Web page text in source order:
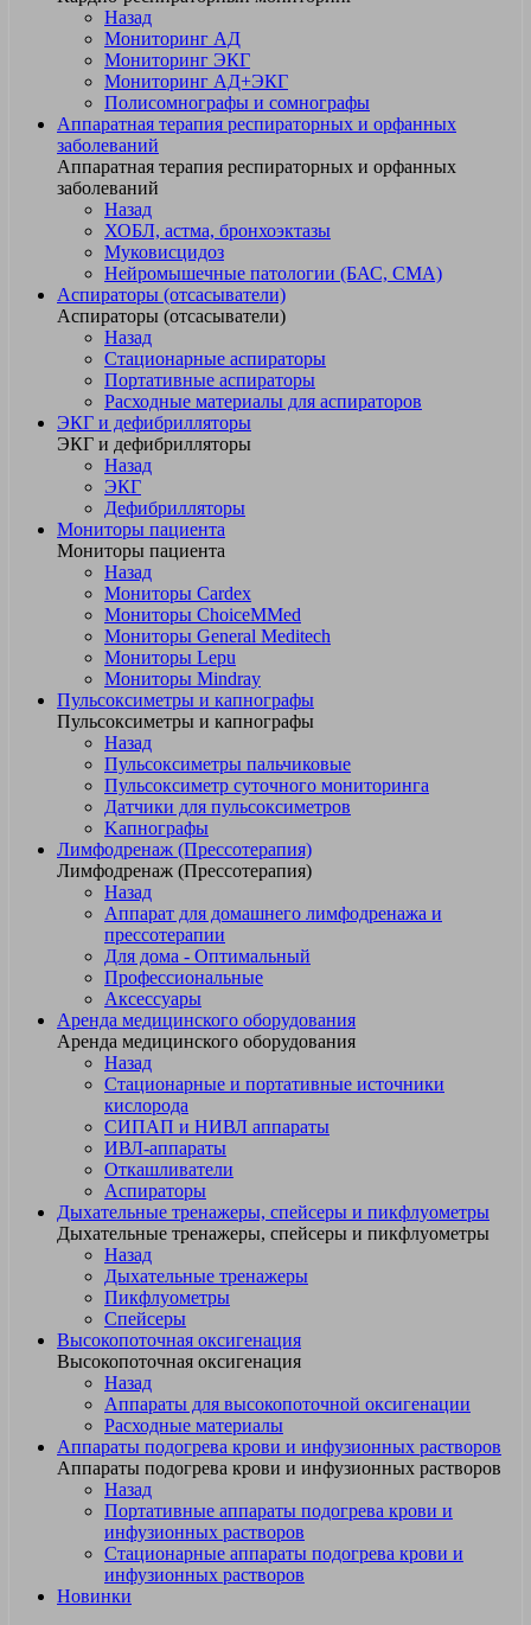
Назад
Мониторинг АД
Мониторинг ЭКГ
Мониторинг АД+ЭКГ
Полисомнографы и сомнографы
Аппаратная терапия респираторных и орфанных
заболеваний
Аппаратная терапия респираторных и орфанных
заболеваний
Назад
ХОБЛ, астма, бронхоэктазы
Муковисцидоз
Нейромышечные патологии (БАС, СМА)
Аспираторы (отсасыватели)
Аспираторы (отсасыватели)
Назад
Стационарные аспираторы
Портативные аспираторы
Расходные материалы для аспираторов
ЭКГ и дефибрилляторы
ЭКГ и дефибрилляторы
Назад
ЭКГ
Дефибрилляторы
Мониторы пациента
Мониторы пациента
Назад
Мониторы Cardex
Мониторы ChoiceMMed
Мониторы General Meditech
Мониторы Lepu
Мониторы Mindray
Пульсоксиметры и капнографы
Пульсоксиметры и капнографы
Назад
Пульсоксиметры пальчиковые
Пульсоксиметр суточного мониторинга
Датчики для пульсоксиметров
Kапнографы
Лимфодренаж (Прессотерапия)
Лимфодренаж (Прессотерапия)
Назад
Аппарат для домашнего лимфодренажа и
прессотерапии
Для дома - Оптимальный
Профессиональные
Аксессуары
Аренда медицинского оборудования
Аренда медицинского оборудования
Назад
Стационарные и портативные источники
кислорода
СИПАП и НИВЛ аппараты
ИВЛ-аппараты
Откашливатели
Аспираторы
Дыхательные тренажеры, спейсеры и пикфлуометры
Дыхательные тренажеры, спейсеры и пикфлуометры
Назад
Дыхательные тренажеры
Пикфлуометры
Спейсеры
Высокопоточная оксигенация
Высокопоточная оксигенация
Назад
Аппараты для высокопоточной оксигенации
Расходные материалы
Аппараты подогрева крови и инфузионных растворов
Аппараты подогрева крови и инфузионных растворов
Назад
Портативные аппараты подогрева крови и
инфузионных растворов
Стационарные аппараты подогрева крови и
инфузионных растворов
Новинки